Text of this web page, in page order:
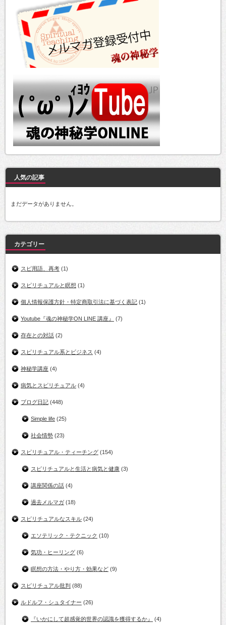
人気の記事
まだデータがありません。
カテゴリー
スピ用語、再考 (1)
スピリチュアルと瞑想 (1)
個人情報保護方針・特定商取引法に基づく表記 (1)
Youtube『魂の神秘学ON LINE 講座』 (7)
存在との対話 (2)
スピリチュアル系とビジネス (4)
神秘学講座 (4)
病気とスピリチュアル (4)
ブログ日記 (448)
Simple life (25)
社会情勢 (23)
スピリチュアル・ティーチング (154)
スピリチュアルと生活と病気と健康 (3)
講座関係の話 (4)
過去メルマガ (18)
スピリチュアルなスキル (24)
エソテリック・テクニック (10)
気功・ヒーリング (6)
瞑想の方法・やり方・効果など (9)
スピリチュアル批判 (88)
ルドルフ・シュタイナー (26)
『いかにして超感覚的世界の認識を獲得するか』 (4)